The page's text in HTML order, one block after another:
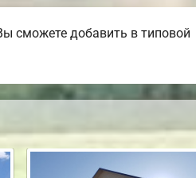
сможете добавить в типовой